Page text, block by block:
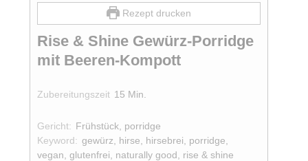
Rezept drucken
Rise & Shine Gewürz-Porridge
mit Beeren-Kompott
Zubereitungszeit 15 Minuten
Min.
Gericht: Frühstück, porridge
Keyword: gewürz, hirse, hirsebrei, porridge,
vegan, glutenfrei, naturally good, rise & shine